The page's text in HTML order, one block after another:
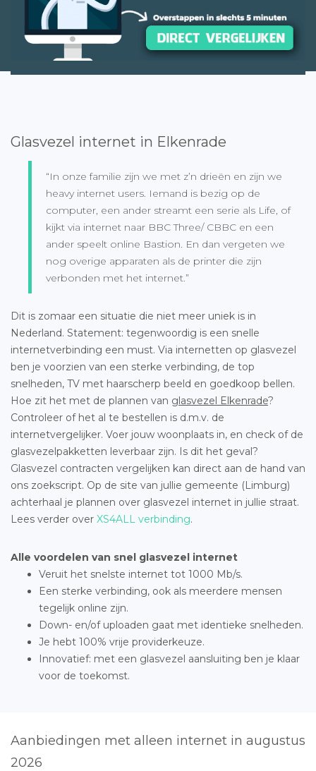
Glasvezel internet in Elkenrade
“In onze familie zijn we met z’n drieën en zijn we
heavy internet users. Iemand is bezig op de
computer, een ander streamt een serie als Life, of
kijkt via internet naar BBC Three/ CBBC en een
ander speelt online Bastion. En dan vergeten we
nog overige apparaten als de printer die zijn
verbonden met het internet.”
Dit is zomaar een situatie die niet meer uniek is in
Nederland. Statement: tegenwoordig is een snelle
internetverbinding een must. Via internetten op glasvezel
ben je voorzien van een sterke verbinding, de top
snelheden, TV met haarscherp beeld en goedkoop bellen.
Hoe zit het met de plannen van glasvezel Elkenrade?
Controleer of het al te bestellen is d.m.v. de
internetvergelijker. Voer jouw woonplaats in, en check of de
glasvezelpakketten leverbaar zijn. Is dit het geval?
Glasvezel contracten vergelijken kan direct aan de hand van
ons zoekscript. Op de site van jullie gemeente (Limburg)
achterhaal je plannen over glasvezel internet in jullie straat.
Lees verder over XS4ALL verbinding.
Alle voordelen van snel glasvezel internet
Veruit het snelste internet tot 1000 Mb/s.
Een sterke verbinding, ook als meerdere mensen
tegelijk online zijn.
Down- en/of uploaden gaat met identieke snelheden.
Je hebt 100% vrije providerkeuze.
Innovatief: met een glasvezel aansluiting ben je klaar
voor de toekomst.
Aanbiedingen met alleen internet in augustus
2026